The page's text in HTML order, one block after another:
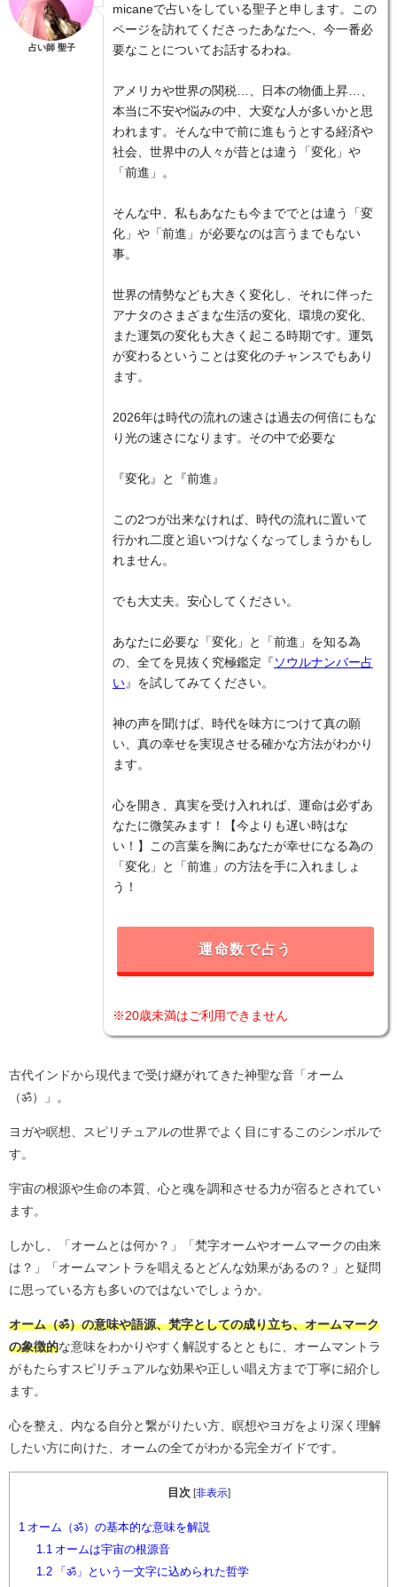
占い師 聖子
micaneで占いをしている聖子と申します。この
ページを訪れてくださったあなたへ、今一番必
要なことについてお話するわね。
アメリカや世界の関税…、日本の物価上昇…、
本当に不安や悩みの中、大変な人が多いかと思
われます。そんな中で前に進もうとする経済や
社会、世界中の人々が昔とは違う「変化」や
「前進」。
そんな中、私もあなたも今まででとは違う「変
化」や「前進」が必要なのは言うまでもない
事。
世界の情勢なども大きく変化し、それに伴った
アナタのさまざまな生活の変化、環境の変化、
また運気の変化も大きく起こる時期です。運気
が変わるということは変化のチャンスでもあり
ます。
2026年は時代の流れの速さは過去の何倍にもな
り光の速さになります。その中で必要な
『変化』と『前進』
この2つが出来なければ、時代の流れに置いて
行かれ二度と追いつけなくなってしまうかもし
れません。
でも大丈夫。安心してください。
あなたに必要な「変化」と「前進」を知る為
の、全てを見抜く究極鑑定『 ソウルナンバー占
い 』を試してみてください。
神の声を聞けば、時代を味方につけて真の願
い、真の幸せを実現させる確かな方法がわかり
ます。
心を開き、真実を受け入れれば、運命は必ずあ
なたに微笑みます！【今よりも遅い時はな
い！】この言葉を胸にあなたが幸せになる為の
「変化」と「前進」の方法を手に入れましょ
う！
運命数で占う
※20歳未満はご利用できません
古代インドから現代まで受け継がれてきた神聖な音「オーム
（ॐ）」。
ヨガや瞑想、スピリチュアルの世界でよく目にするこのシンボルで
す。
宇宙の根源や生命の本質、心と魂を調和させる力が宿るとされてい
ます。
しかし、「オームとは何か？」「梵字オームやオームマークの由来
は？」「オームマントラを唱えるとどんな効果があるの？」と疑問
に思っている方も多いのではないでしょうか。
オーム（ॐ）の意味や語源、梵字としての成り立ち、オームマーク
の象徴的な意味をわかりやすく解説するとともに、オームマントラ
がもたらすスピリチュアルな効果や正しい唱え方まで丁寧に紹介し
ます。
心を整え、内なる自分と繋がりたい方、瞑想やヨガをより深く理解
したい方に向けた、オームの全てがわかる完全ガイドです。
目次 [非表示]
1 オーム（ॐ）の基本的な意味を解説
1.1 オームは宇宙の根源音
1.2「ॐ」という一文字に込められた哲学